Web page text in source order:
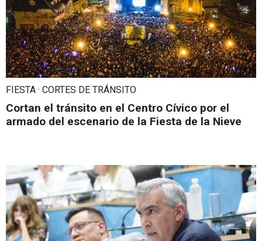
FIESTA · CORTES DE TRÁNSITO
Cortan el tránsito en el Centro Cívico por el
armado del escenario de la Fiesta de la Nieve